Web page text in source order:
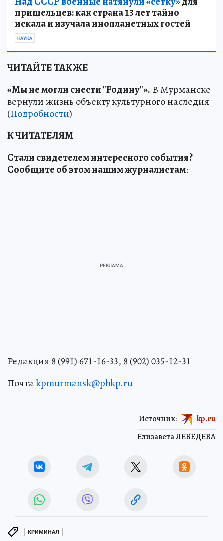
пришельцев: как страна 13 лет тайно
искала и изучала инопланетных гостей
НАУКА
ЧИТАЙТЕ ТАКЖЕ
«Мы не могли снести "Родину"». В Мурманске
вернули жизнь объекту культурного наследия
(Подробности)
К ЧИТАТЕЛЯМ
Стали свидетелем интересного события?
Сообщите об этом нашим журналистам:
Редакция 8 (991) 671-16-33, 8 (902) 035-12-31
Почтаkpmurmansk@phkp.ru
Елизавета ЛЕБЕДЕВА
Источник: kp.ru
КРИМИНАЛ